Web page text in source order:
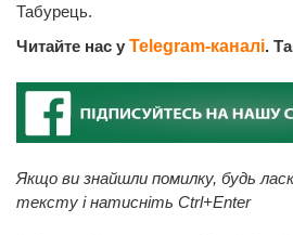
Табурець.
Читайте нас у Telegram-каналі.
Якщо ви знайшли помилку, будь
тексту і натисніть Ctrl+Enter